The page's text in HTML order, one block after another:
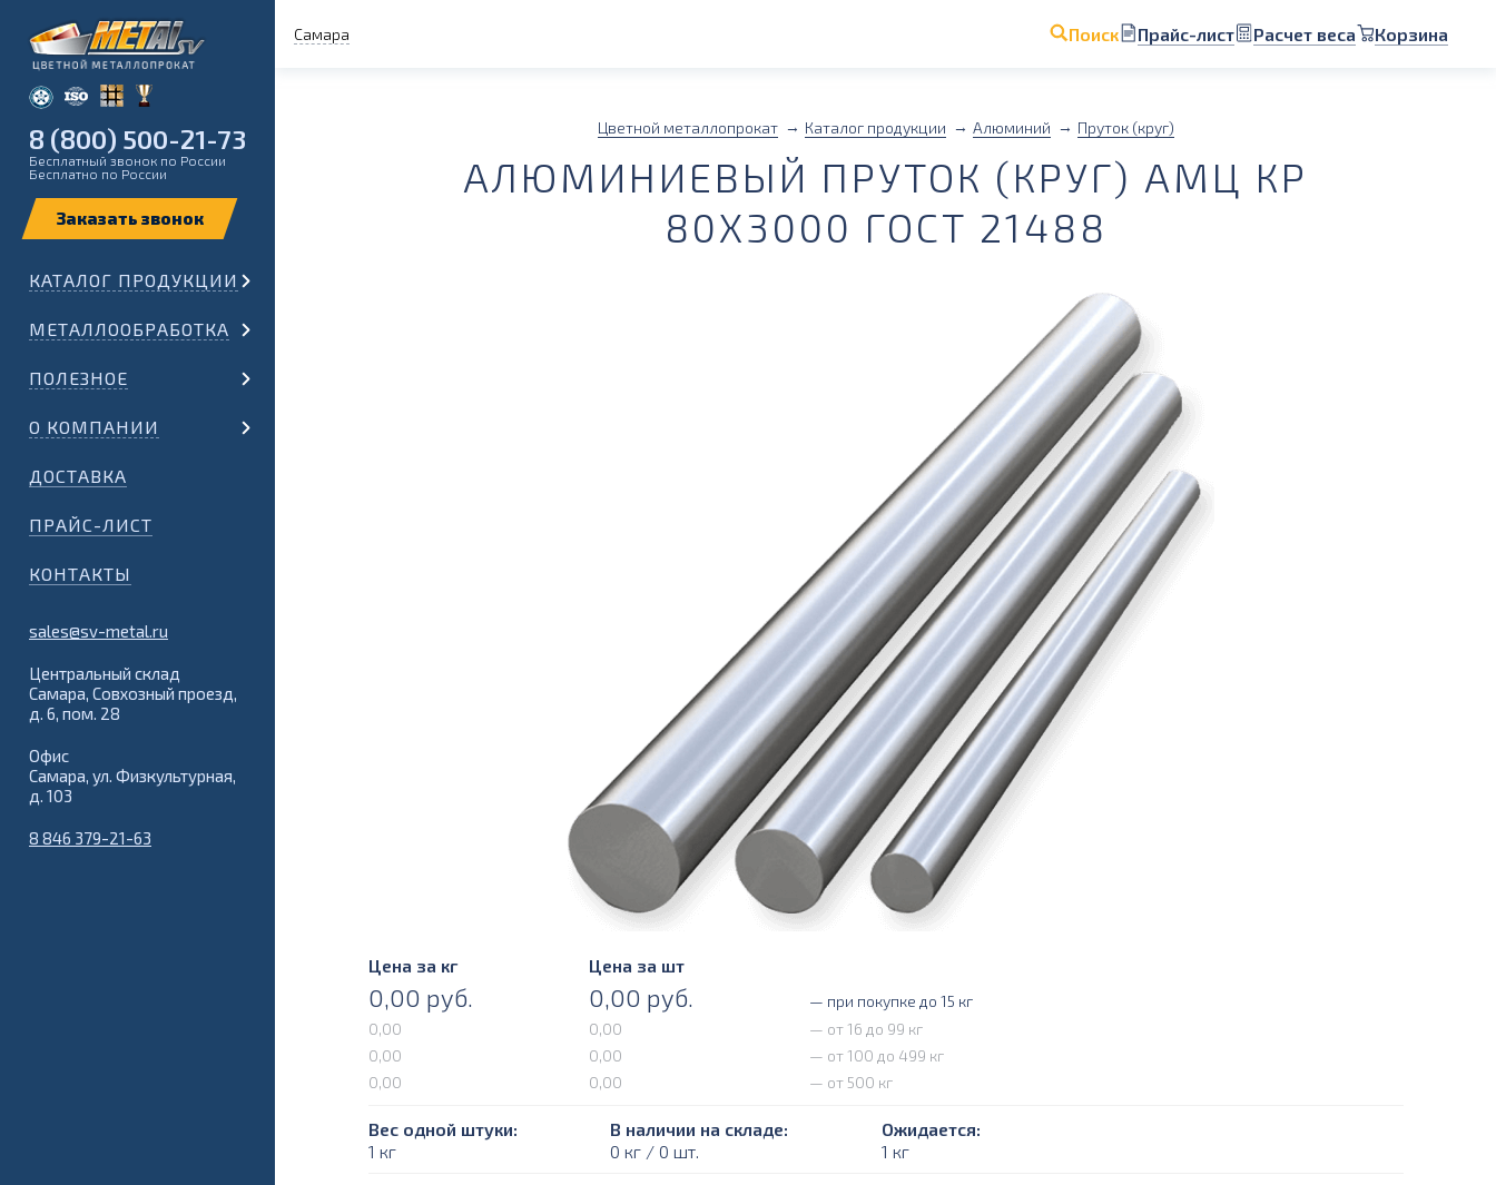
Самара Поиск Прайс-лист Расчет веса Корзина
8 (800) 500-21-73
Бесплатный звонок по России
Бесплатно по России
КАТАЛОГ ПРОДУКЦИИ
МЕТАЛЛООБРАБОТКА
ПОЛЕЗНОЕ
О КОМПАНИИ
ДОСТАВКА
ПРАЙС-ЛИСТ
КОНТАКТЫ
sales@sv-metal.ru
Центральный склад
Самара, Совхозный проезд,
д. 6, пом. 28
Офис
Самара, ул. Физкультурная,
д. 103
8 846 379-21-63
Цветной металлопрокат Каталог продукции Алюминий Пруток (круг)
АЛЮМИНИЕВЫЙ ПРУТОК (КРУГ) АМЦ КР
80Х3000 ГОСТ 21488
Цена за кг Цена за шт
0,00 руб. 0,00 руб.
— при покупке до 15 кг
0,00
0,00
— от 16 до 99 кг
0,00
0,00
— от 100 до 499 кг
0,00
0,00 — от 500 кг
Вес одной штуки:
1 кг
В наличии на складе:
0 кг / 0 шт.
Ожидается:
1 кг